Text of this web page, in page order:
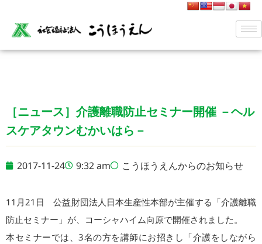
［ニュース］介護離職防止セミナー開催 －ヘル
スケアタウンむかいはら－
2017-11-24 9:32 am こうほうえんからのお知らせ
11月21日 公益財団法人日本生産性本部が主催する「介護離職
防止セミナー」が、コーシャハイム向原で開催されました。
本セミナーでは、3名の方を講師にお招きし「介護をしながら